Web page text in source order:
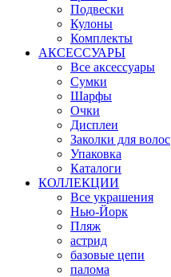
Подвески
Кулоны
Комплекты
АКСЕССУАРЫ
Все аксессуары
Сумки
Шарфы
Очки
Дисплеи
Заколки для волос
Упаковка
Каталоги
КОЛЛЕКЦИИ
Все украшения
Нью-Йорк
Пляж
астрид
базовые цепи
палома